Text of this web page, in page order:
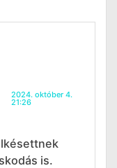
2024. október 4.
21:26
is.